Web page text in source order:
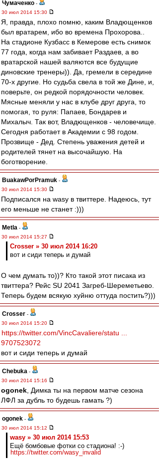
Чумаченко -
30 июл 2014 15:30
Я, правда, плохо помню, каким Владющенков
был вратарем, ибо во времена Прохорова..
На стадионе Кузбасс в Кемерове есть снимок
77 года, когда нам забивает Раздаев, а во
вратарской нашей валяются все будущие
диновские тренеры)). Да, гремели в середине
70-х другие. Но судьба свела в той же Дине, и,
поверьте, он редкой порядочности человек.
Мясные меняли у нас в клубе друг друга, то
помогая, то руля: Папаев, Бондарев и
Михалыч. Так вот, Владющенков - человечище.
Сегодня работает в Академии с 98 годом.
Прозвище - Дед. Степень уважения детей и
родителей тянет на высочайшую. На
боготворение.
BuakawPorPramuk -
30 июл 2014 15:30
Подписался на wasy в твиттере. Надеюсь, тут
его меньше не станет :)))
Metla -
30 июл 2014 15:27
Crosser » 30 июл 2014 16:20
вот и сиди теперь и думай
О чем думать то))? Кто такой этот писака из
твиттера? Рейс SU 2041 Загреб-Шереметьево.
Теперь будем всякую хуйню оттуда постить?)))
Crosser -
30 июл 2014 15:20
https://twitter.com/VincCavaliere/statu ...
9707523072
вот и сиди теперь и думай
Chebuka -
30 июл 2014 15:16
ogonek , Димка ты на первом матче сезона
ЛФЛ за дубль то будешь гамать ?)
ogonek -
30 июл 2014 15:12
wasy » 30 июл 2014 15:53
Ещё бомбовые фотки со стадиона! :-)
https://twitter.com/wasy_invalid